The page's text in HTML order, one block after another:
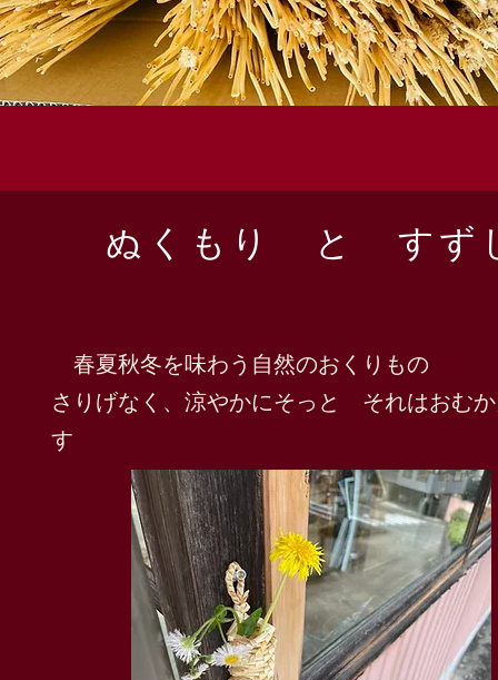
ぬくもり と すず
春夏秋冬を味わう自然のおくりもの
さりげなく、涼やかにそっと それはおむ
す